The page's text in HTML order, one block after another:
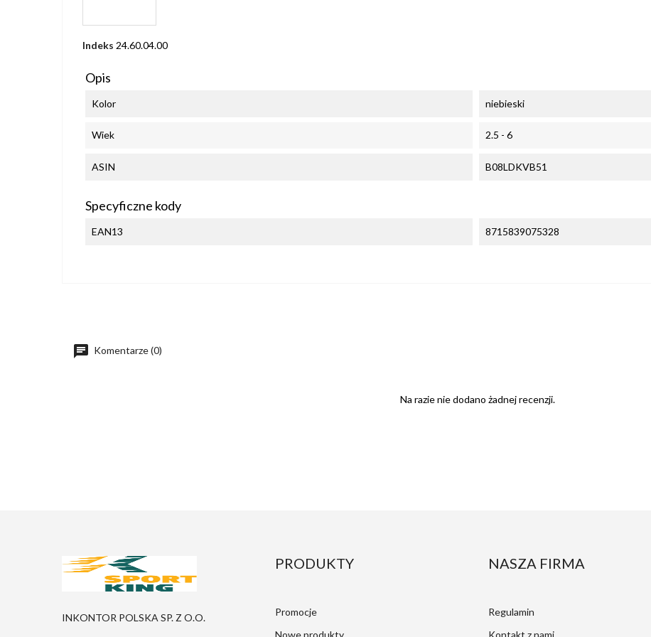
Indeks 24.60.04.00
Opis
Kolor niebieski
Wiek 2.5 - 6
ASIN B08LDKVB51
Specyficzne kody
EAN13 8715839075328
Komentarze (0)
Na razie nie dodano żadnej recenzji.
INKONTOR POLSKA SP. Z O.O.
PRODUKTY
Promocje
Nowe produkty
NASZA FIRMA
Regulamin
Kontakt z nami